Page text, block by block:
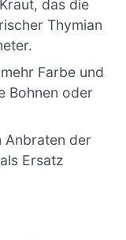
das die
Thymian
Farbe und
Bohnen oder
Anbraten der
Ersatz